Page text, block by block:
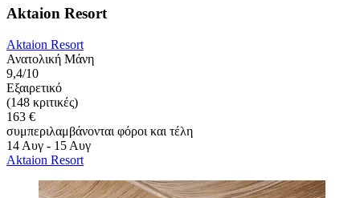
Aktaion Resort
Aktaion Resort
Ανατολική Μάνη
9,4/10
Εξαιρετικό
(148 κριτικές)
163 €
συμπεριλαμβάνονται φόροι και τέλη
14 Αυγ - 15 Αυγ
Aktaion Resort